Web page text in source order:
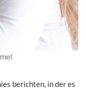
berichten, in der es